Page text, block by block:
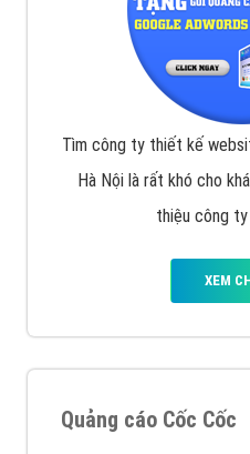
Tìm công ty thiết kế
Hà Nội là rất khó cho
thiệu công
XEM
Quảng cáo Cốc Cốc